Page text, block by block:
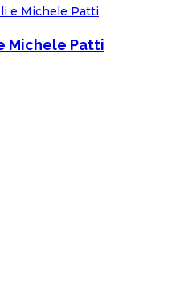
Michele Patti